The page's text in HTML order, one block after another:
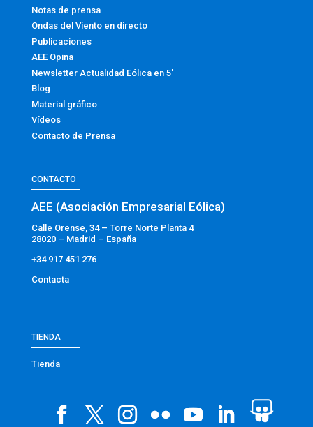
Notas de prensa
Ondas del Viento en directo
Publicaciones
AEE Opina
Newsletter Actualidad Eólica en 5′
Blog
Material gráfico
Vídeos
Contacto de Prensa
CONTACTO
AEE (Asociación Empresarial Eólica)
Calle Orense, 34 – Torre Norte Planta 4
28020 – Madrid – España
+34 917 451 276
Contacta
TIENDA
Tienda